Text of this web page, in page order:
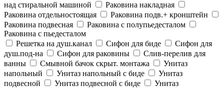
над стиральной машиной
Раковина накладная
Раковина отдельностоящая
Раковина подв.+ кронштейн
Раковина подвесная
Раковина с полупьедесталом
Раковина с пьедесталом
Решетка на душ.канал
Сифон для биде
Сифон для
душ.под-на
Сифон для раковины
Слив-перелив для
ванны
Смывной бачок скрыт. монтажа
Унитаз
напольный
Унитаз напольный с биде
Унитаз
подвесной
Унитаз подвесной с биде
Унитаз